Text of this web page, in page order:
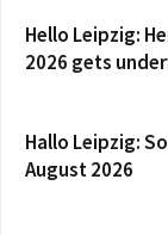
Hello Leipzig:
2026 gets
Hallo Leipzig:
August 2026